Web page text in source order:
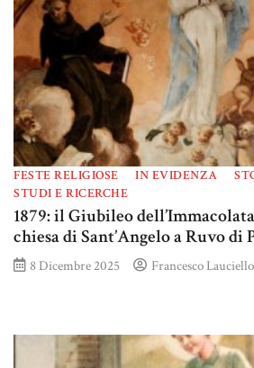
FESTE RELIGIOSE IN EVIDENZA
STUDI E RICERCHE
1879: il Giubileo
chiesa di Sant’Angelo a Ruvo di
8 Dicembre 2025 Francesco Lauciello